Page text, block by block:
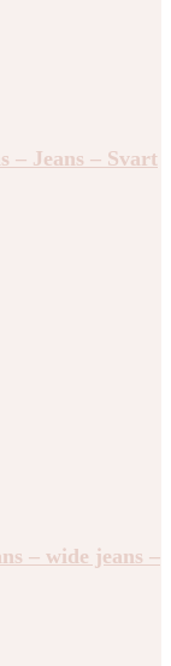
– Jeans – Svart
– wide jeans –